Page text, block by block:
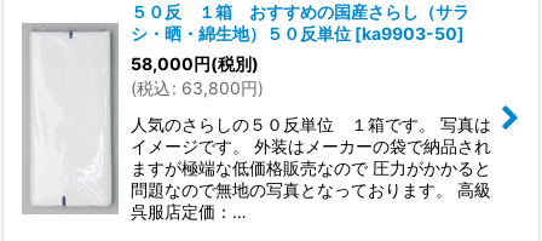
５０反 １箱 おすすめの国産さらし（サラ
シ・晒・綿生地）５０反単位 [ka9903-50]
58,000円(税別)
(税込: 63,800円)
人気のさらしの５０反単位 １箱です。 写真は
イメージです。 外装はメーカーの袋で納品され
ますが極端な低価格販売なので 圧力がかかると
問題なので無地の写真となっております。 高級
呉服店定価：…